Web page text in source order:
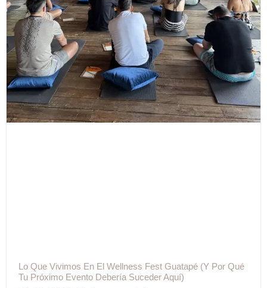
Lo Que Vivimos En El Wellness Fest Guatapé (y Por Qué
Tu Próximo Evento Debería Suceder Aquí)